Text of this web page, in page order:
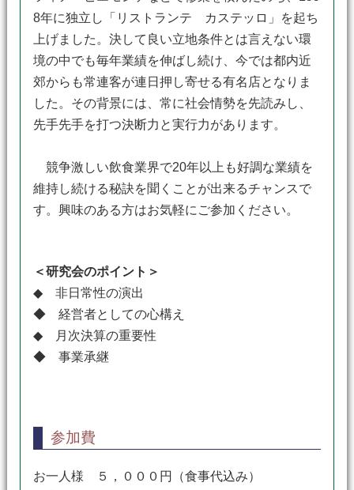
8年に独立し「リストランテ カステッロ」を起ち
上げました。決して良い立地条件とは言えない環
境の中でも毎年業績を伸ばし続け、今では都内近
郊からも常連客が連日押し寄せる有名店となりま
した。その背景には、常に社会情勢を先読みし、
先手先手を打つ決断力と実行力があります。
競争激しい飲食業界で20年以上も好調な業績を
維持し続ける秘訣を聞くことが出来るチャンスで
す。興味のある方はお気軽にご参加ください。
＜研究会のポイント＞
◆ 非日常性の演出
◆ 経営者としての心構え
◆ 月次決算の重要性
◆ 事業承継
参加費
お一人様 ５，０００円（食事代込み）